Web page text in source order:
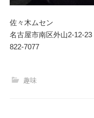
佐々木ムセン
名古屋市南区外山2‐12‐23
822-7077
趣味